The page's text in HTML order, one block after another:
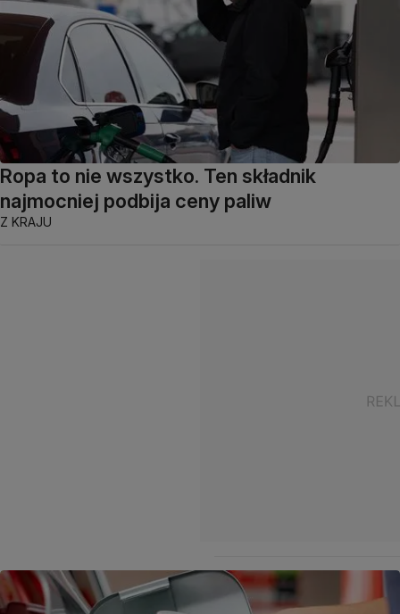
Ropa to nie wszystko. Ten składnik
najmocniej podbija ceny paliw
Z KRAJU